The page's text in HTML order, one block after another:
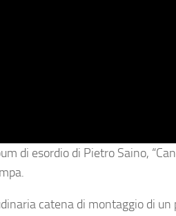
di esordio di Pietro Saino,
catena di montaggio di